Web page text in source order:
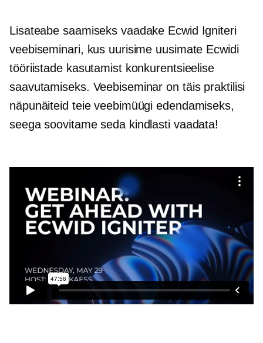
Lisateabe saamiseks vaadake Ecwid Igniteri
veebiseminari, kus uurisime uusimate Ecwidi
tööriistade kasutamist konkurentsieelise
saavutamiseks. Veebiseminar on täis praktilisi
näpunäiteid teie veebimüügi edendamiseks,
seega soovitame seda kindlasti vaadata!